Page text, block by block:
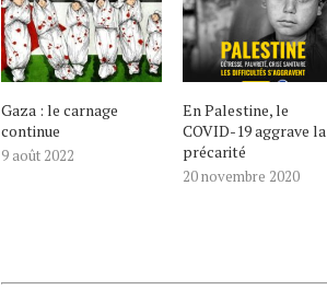
Gaza : le carnage
continue
9 août 2022
En Palestine, le
COVID-19 aggrave la
précarité
20 novembre 2020